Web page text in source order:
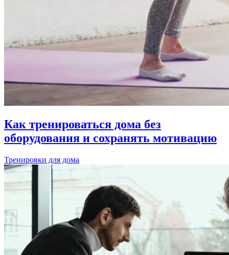
Как тренироваться дома без
оборудования и сохранять мотивацию
Тренировки для дома